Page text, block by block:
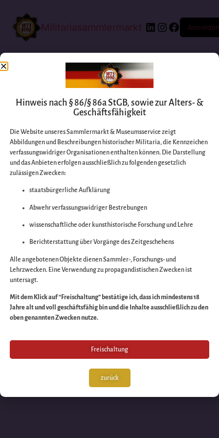
Militariasammlermarkt Anmelden
Entschuldigen Sie
bitte die
Wir arbeiten an
großartigen Sache
schauen Sie bald
wieder vorbei!
Hinweis nach § 86/§ 86a StGB, sowie zur Alters- &
Geschäftsfähigkeit
Die Website unseres Sammlermarkt & Museumsservice zeigt
Abbildungen und Beschreibungen historischer Militaria, die Kennzeichen
verfassungswidriger Organisationen enthalten können. Die Darstellung
und das Anbieten erfolgen ausschließlich zu folgenden gesetzlich
zulässigen Zwecken:
staatsbürgerliche Aufklärung
Abwehr verfassungswidriger Bestrebungen
wissenschaftliche oder kunsthistorische Forschung und Lehre
Berichterstattung über Vorgänge des Zeitgeschehens
Alle angebotenen Objekte dienen Sammler-, Forschungs- und
Lehrzwecken. Eine Verwendung zu propagandistischen Zwecken ist
untersagt.
Mit dem Klick auf “Freischaltung” bestätige ich, dass ich mindestens 18
Jahre alt und voll geschäftsfähig bin und die Inhalte ausschließlich zu den
oben genannten Zwecken nutze.
Freischaltung
zurück